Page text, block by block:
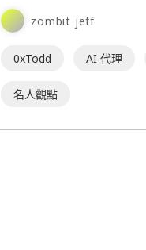
zombit jeff
0xTodd AI 代理
名人觀點